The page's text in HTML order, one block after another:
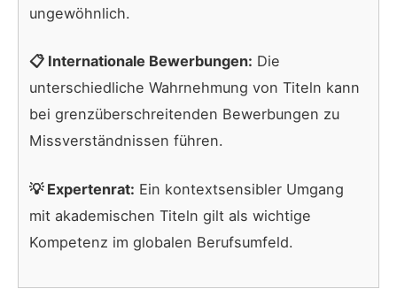
ungewöhnlich.
📋 Internationale Bewerbungen: Die
unterschiedliche Wahrnehmung von Titeln kann
bei grenzüberschreitenden Bewerbungen zu
Missverständnissen führen.
💡 Expertenrat: Ein kontextsensibler Umgang
mit akademischen Titeln gilt als wichtige
Kompetenz im globalen Berufsumfeld.